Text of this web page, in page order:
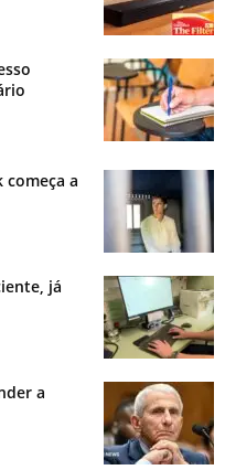
começa a
já
a